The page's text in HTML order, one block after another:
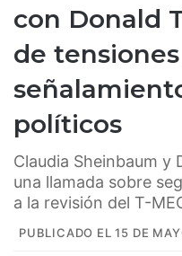
con Donald
de
políticos
Claudia Sheinbaum y
una llamada sobre
a la revisión del T-
PUBLICADO EL 15 DE